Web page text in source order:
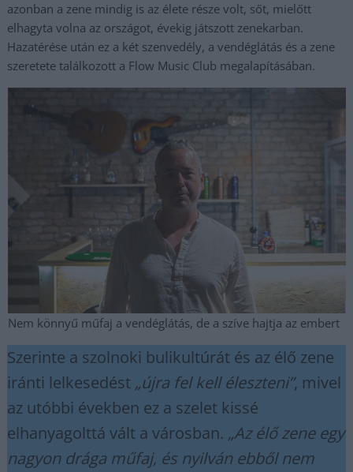
azonban a zene mindig is az élete része volt, sőt, mielőtt
elhagyta volna az országot, évekig játszott zenekarban.
Hazatérése után ez a két szenvedély, a vendéglátás és a zene
szeretete találkozott a Flow Music Club megalapításában.
Nem könnyű műfaj a vendéglátás, de a szíve hajtja az embert
Szerinte a szolnoki bulikultúrát és az élő zene
iránti lelkesedést „újra fel kell éleszteni”, mivel
az utóbbi években ez a szelet kissé
elhanyagolttá vált a városban. „Az élő zene egy
nagyon drága műfaj, és nyilván ebből nem